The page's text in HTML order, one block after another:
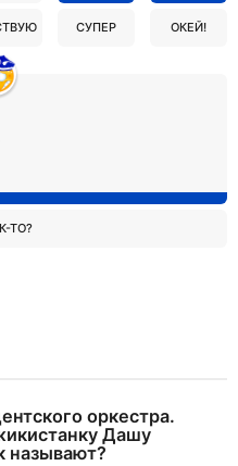
СУПЕР ОКЕЙ!
ТО?
оркестра.
Дашу
называют?